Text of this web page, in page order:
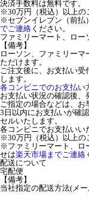
決済手数料は無料です。
※30万円（税込）以上の
※セブンイレブン（前払
でご連絡 ください。
ファミリーマート、ロー
【備考】
ローソン、ファミリー
ただけます。
ご注文後に、お支払い
します。
各コンビニでのお支払い
お支払い状況の確認後、
ご指定の場合などは、お
3日以内にお支払いが確
セルいたします。
各コンビニでお支払いい
※30万円（税込）以上の
※ファミリーマート、ロ
せは楽天市場までご連絡
配送について
宅配便
【備考】
当社指定の配送方法(メ